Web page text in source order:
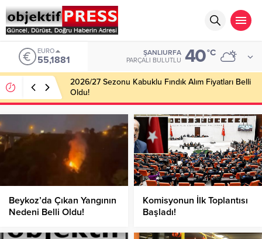
EURO
55,1881
ŞANLIURFA
PARÇALI BULUTLU 40°C
2026/27 Sezonu Kabuklu Fındık Alım Fiyatları Belli
Oldu!
Beykoz’da Çıkan Yangının
Nedeni Belli Oldu!
Komisyonun İlk Toplantısı
Başladı!